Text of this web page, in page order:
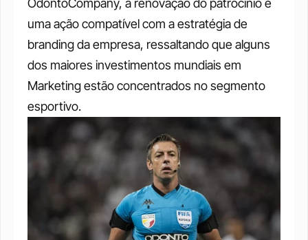
OdontoCompany, a renovação do patrocínio é
uma ação compatível com a estratégia de
branding da empresa, ressaltando que alguns
dos maiores investimentos mundiais em
Marketing estão concentrados no segmento
esportivo.